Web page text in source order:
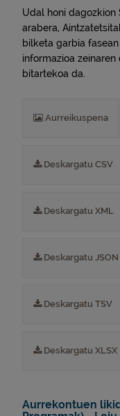
Udal honi dagozkion
arabera,
bilketa garbia
informazioa
bitartekoa da.
Aurreikuspena
Deskargatu CSV
Deskargatu XML
Deskargatu JSON
Deskargatu TSV
Deskargatu XLSX
Aurrekontuen